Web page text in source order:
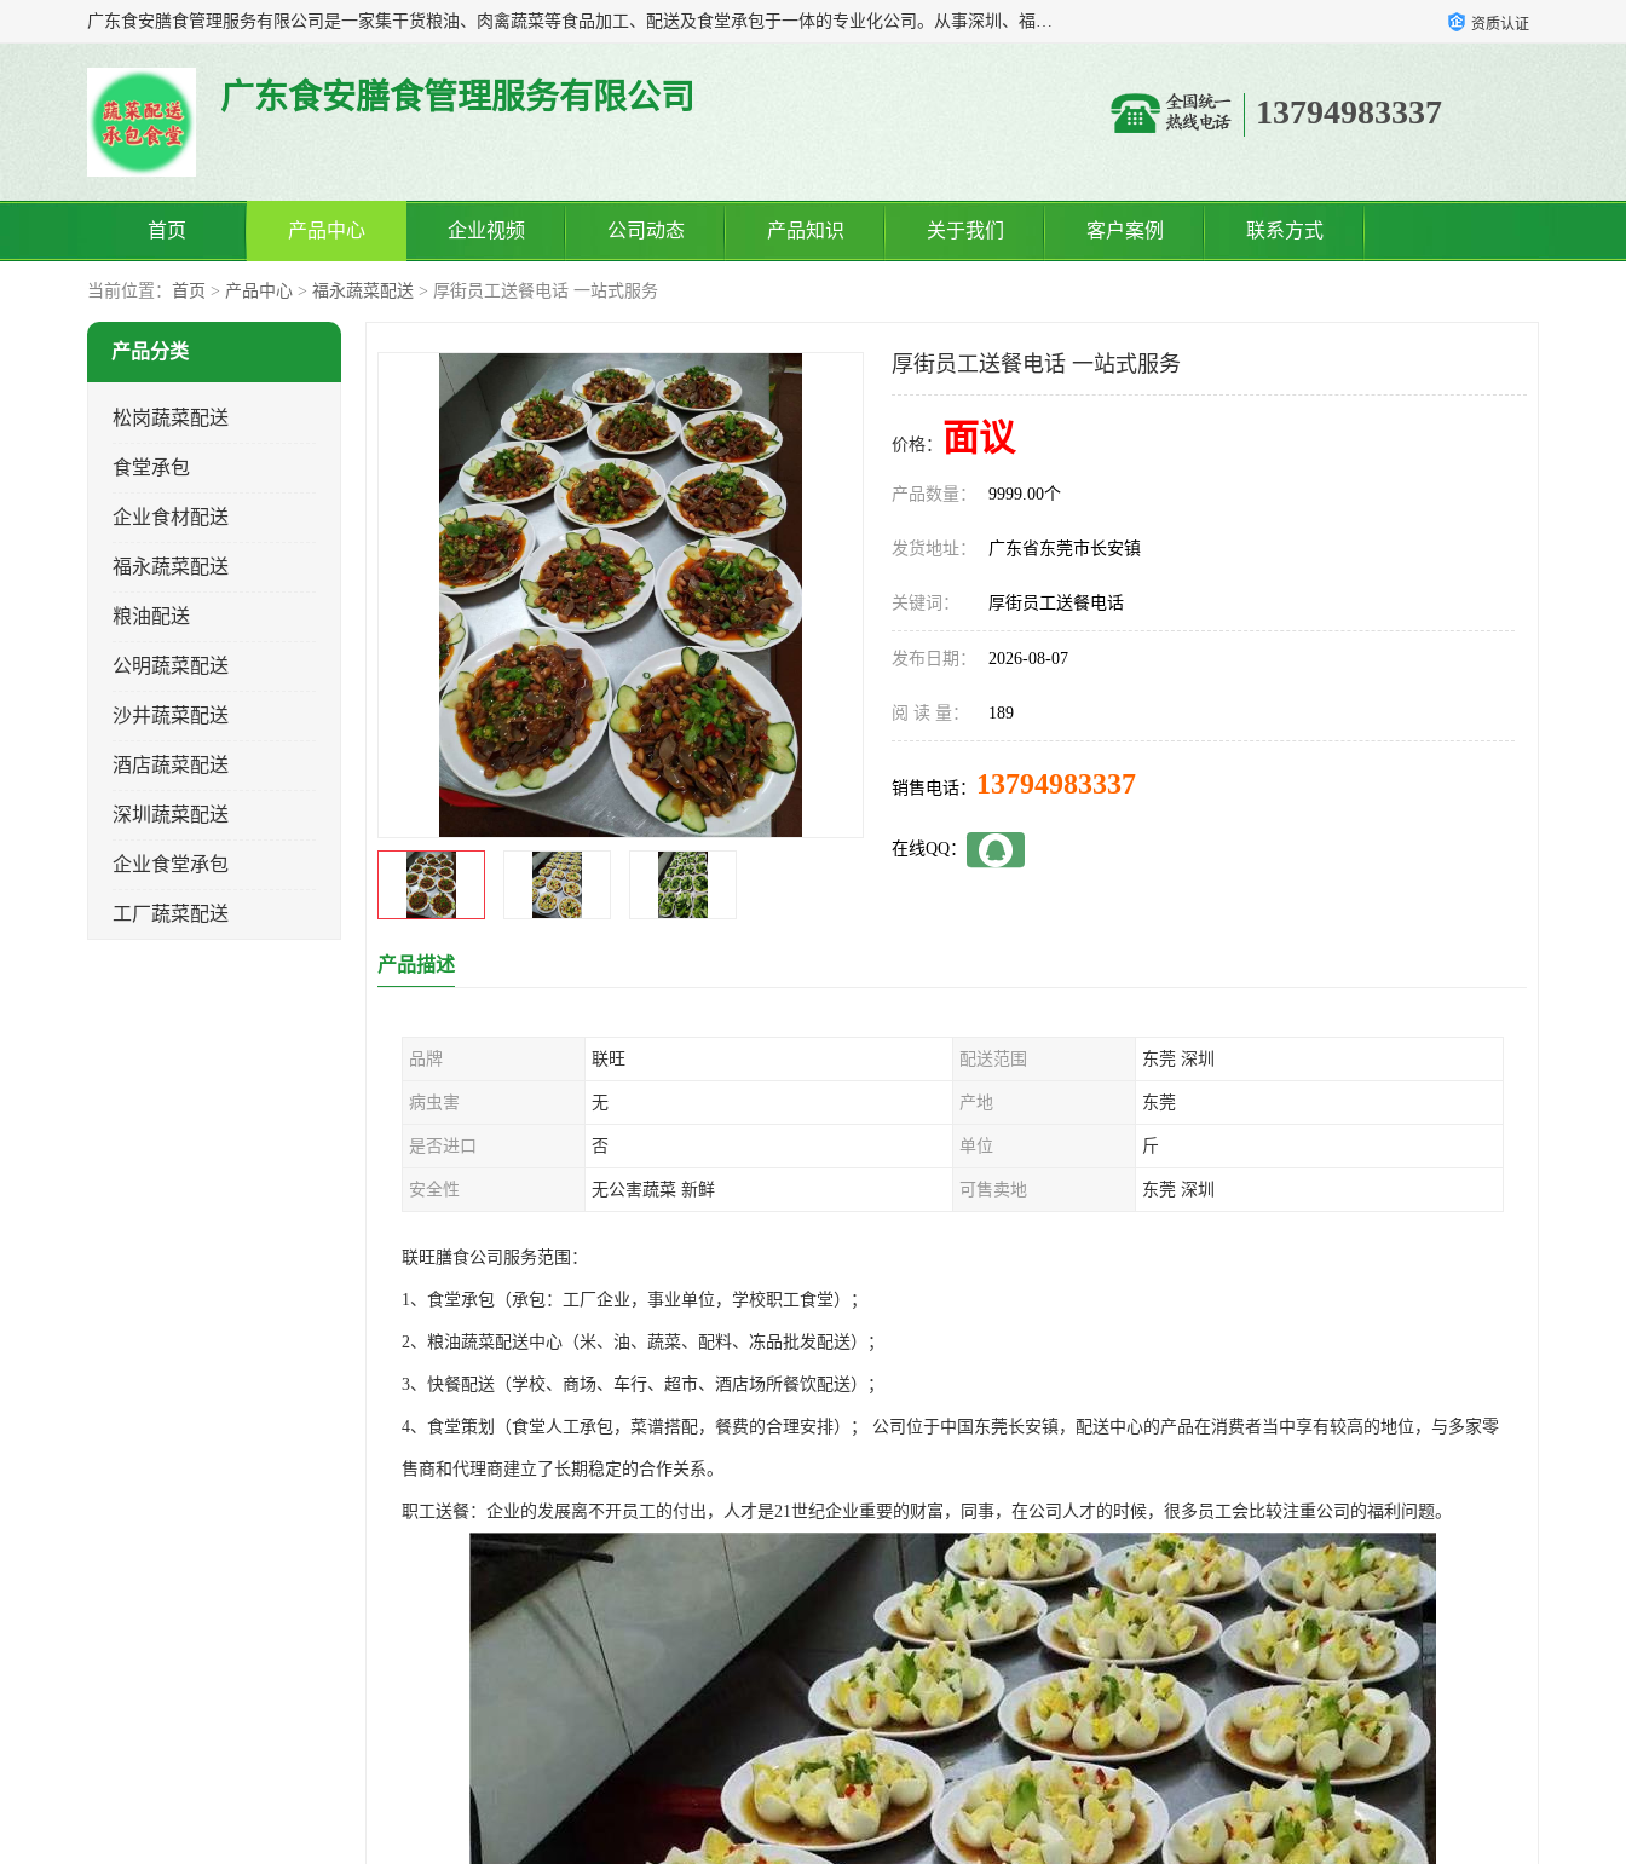
广东食安膳食管理服务有限公司是一家集干货粮油、肉禽蔬菜等食品加工、配送及食堂承包于一体的专业化公司。从事深圳、福永、公明、沙井、松岗等地区的蔬菜配送服务。 专业的服务队伍，以及完善的服务机制，经过多年的努力拼搏，赢得了广大客户的信赖和支持。 资质认证
广东食安膳食管理服务有限公司 13794983337
首页 产品中心 企业视频 公司动态 产品知识 关于我们 客户案例 联系方式
当前位置： 首页 > 产品中心 > 福永蔬菜配送 > 厚街员工送餐电话 一站式服务
产品分类
松岗蔬菜配送
食堂承包
企业食材配送
福永蔬菜配送
粮油配送
公明蔬菜配送
沙井蔬菜配送
酒店蔬菜配送
深圳蔬菜配送
企业食堂承包
工厂蔬菜配送
厚街员工送餐电话 一站式服务
价格： 面议
产品数量： 9999.00个
发货地址： 广东省东莞市长安镇
关键词： 厚街员工送餐电话
发布日期： 2026-08-07
阅 读 量： 189
销售电话： 13794983337
在线QQ：
产品描述
品牌 联旺 配送范围 东莞 深圳
病虫害 无 产地 东莞
是否进口 否 单位 斤
安全性 无公害蔬菜 新鲜 可售卖地 东莞 深圳
联旺膳食公司服务范围：
1、食堂承包（承包：工厂企业，事业单位，学校职工食堂）；
2、粮油蔬菜配送中心（米、油、蔬菜、配料、冻品批发配送）；
3、快餐配送（学校、商场、车行、超市、酒店场所餐饮配送）；
4、食堂策划（食堂人工承包，菜谱搭配，餐费的合理安排）； 公司位于中国东莞长安镇，配送中心的产品在消费者当中享有较高的地位，与多家零
售商和代理商建立了长期稳定的合作关系。
职工送餐：企业的发展离不开员工的付出，人才是21世纪企业重要的财富，同事，在公司人才的时候，很多员工会比较注重公司的福利问题。